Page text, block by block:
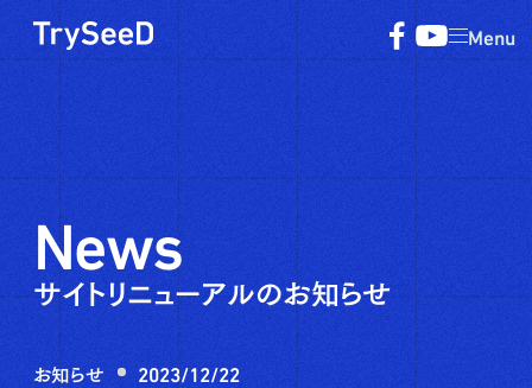
Menu
サイトリニューアルのお知らせ
News
お知らせ 2023/12/22